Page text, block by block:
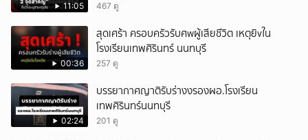
11:05 467 ดู
00:36
สุดเศร้า ครอบครัวรับศwผู้เสียชีวิต เหตุยิvใน
โรงเรียนเทพศิรินทร์ นนทบุรี
257 ดู
02:24
บรรยากาศญาติรับร่างงรองผอ.โรงเรียน
เทพศิรินทร์นนทบุรี
201 ดู